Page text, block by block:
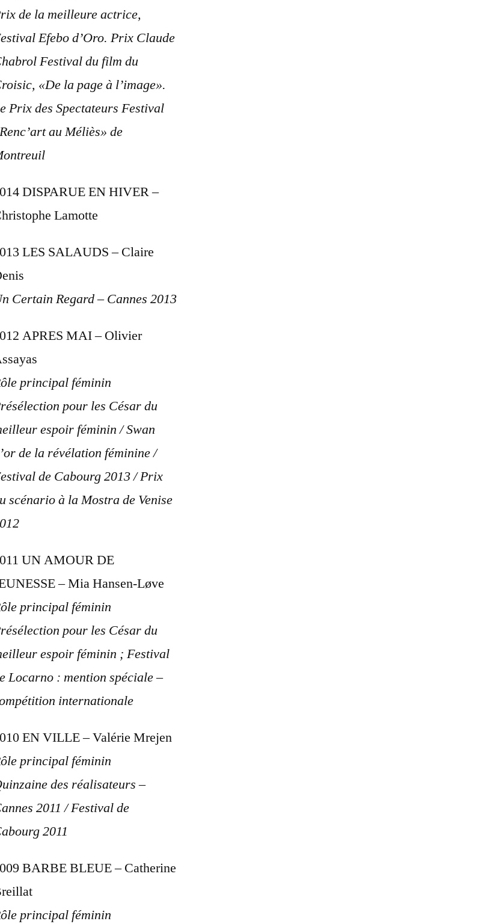
de la meilleure actrice,
Efebo d’Oro. Prix Claude
Festival du film du
«De la page à l’image».
Prix des Spectateurs Festival
au Méliès» de
DISPARUE EN HIVER –
Lamotte
LES SALAUDS – Claire
Certain Regard – Cannes 2013
APRES MAI – Olivier
principal féminin
pour les César du
espoir féminin / Swan
de la révélation féminine /
de Cabourg 2013 / Prix
scénario à la Mostra de Venise
UN AMOUR DE
– Mia Hansen-Løve
principal féminin
pour les César du
espoir féminin ; Festival
Locarno : mention spéciale –
internationale
EN VILLE – Valérie Mrejen
principal féminin
des réalisateurs –
2011 / Festival de
2011
BARBE BLEUE – Catherine
principal féminin